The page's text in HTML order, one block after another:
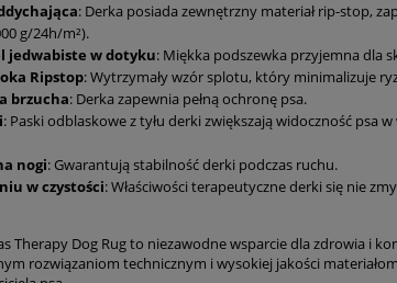
: Derka posiada zewnętrzny materiał rip-stop,
g/24h/m²).
jedwabiste w dotyku: Miękka podszewka przyjemna dla
Ripstop: Wytrzymały wzór splotu, który minimalizuje
brzucha: Derka zapewnia pełną ochronę psa.
: Paski odblaskowe z tyłu derki zwiększają widoczność psa
nogi: Gwarantują stabilność derki podczas ruchu.
w czystości: Właściwości terapeutyczne derki się nie
Therapy Dog Rug to niezawodne wsparcie dla zdrowia i
rozwiązaniom technicznym i wysokiej jakości